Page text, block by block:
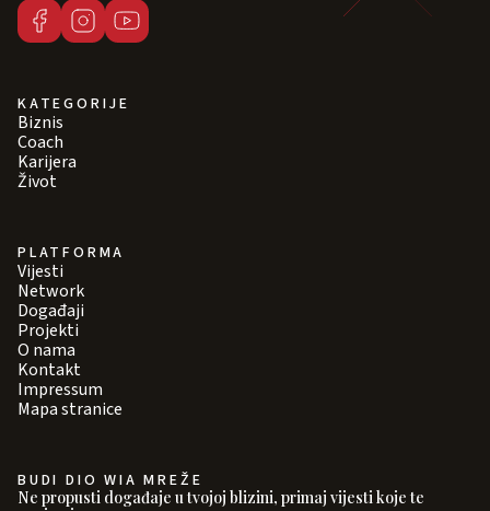
KATEGORIJE
Biznis
Coach
Karijera
Život
PLATFORMA
Vijesti
Network
Događaji
Projekti
O nama
Kontakt
Impressum
Mapa stranice
BUDI DIO WIA MREŽE
Ne propusti događaje u tvojoj blizini, primaj vijesti koje te